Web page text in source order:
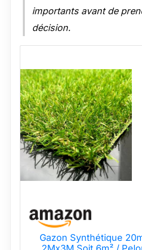
importants avant de
décision.
Gazon Synthétique